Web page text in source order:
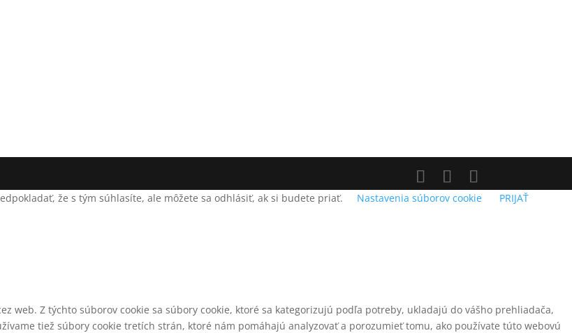
že s tým súhlasíte, ale môžete sa odhlásiť, ak si budete priať. Nastavenia súborov cookie
PRIJAŤ
web. Z týchto súborov cookie sa súbory cookie, ktoré sa kategorizujú podľa potreby, ukladajú do vášho prehliadača,
tiež súbory cookie tretích strán, ktoré nám pomáhajú analyzovať a porozumieť tomu, ako používate túto webovú